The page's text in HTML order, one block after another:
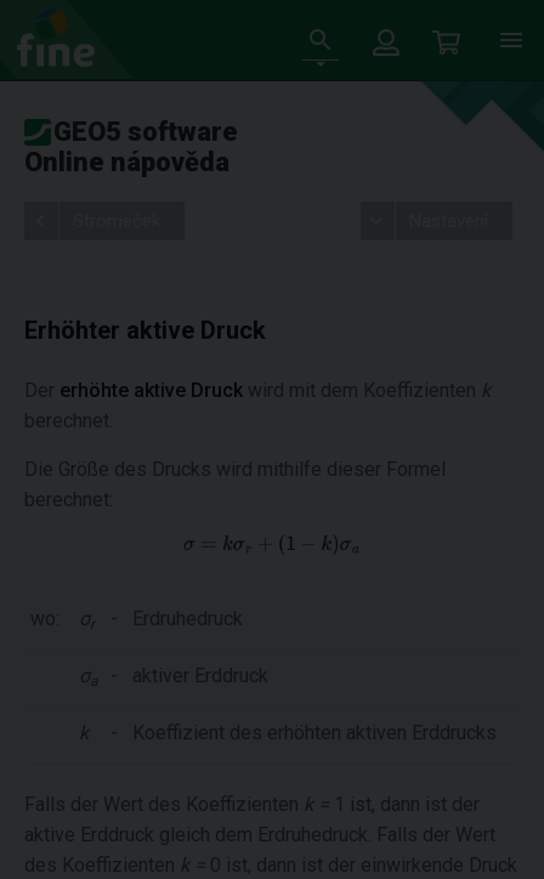
GEO5 software
Online nápověda
Erhöhter aktive Druck
Der erhöhte aktive Druck wird mit dem Koeffizienten k
berechnet.
Die Größe des Drucks wird mithilfe dieser Formel
berechnet:
wo: σr - Erdruhedruck
σ a - aktiver Erddruck
k - Koeffizient des erhöhten aktiven Erddrucks
Falls der Wert des Koeffizienten k =
1 ist, dann ist der
aktive Erddruck gleich dem Erdruhedruck. Falls der Wert
des Koeffizienten k = 0 ist, dann ist der einwirkende Druck